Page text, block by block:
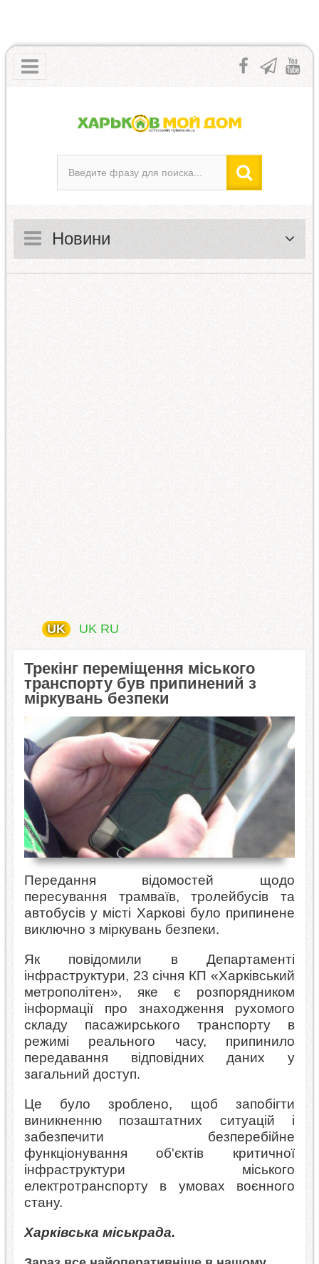
Новини
UK UK RU
Трекінг переміщення міського
транспорту був припинений з
міркувань безпеки
Передання відомостей щодо
пересування трамваїв, тролейбусів та
автобусів у місті Харкові було припинене
виключно з міркувань безпеки.
Як повідомили в Департаменті
інфраструктури, 23 січня КП «Харківський
метрополітен», яке є розпорядником
інформації про знаходження рухомого
складу пасажирського транспорту в
режимі реального часу, припинило
передавання відповідних даних у
загальний доступ.
Це було зроблено, щоб запобігти
виникненню позаштатних ситуацій і
забезпечити безперебійне
функціонування об'єктів критичної
інфраструктури міського
електротранспорту в умовах воєнного
стану.
Харківська міськрада.